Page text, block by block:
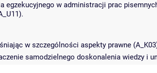
w administracji prac
w szczególności aspekty prawne
samodzielnego doskonalenia wiedzy i